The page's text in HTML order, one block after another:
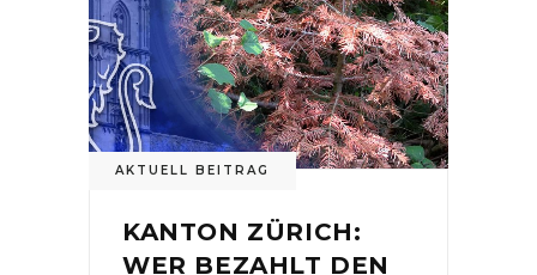
AKTUELL BEITRAG
KANTON ZÜRICH:
WER BEZAHLT DEN